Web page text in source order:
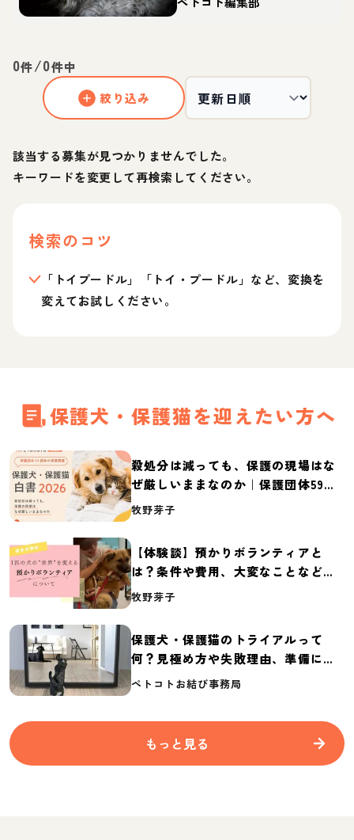
徴・迎え方
0件/0件中
絞り込み
該当する募集が見つかりませんでした。
キーワードを変更して再検索してください。
検索のコツ
「トイプードル」「トイ・プードル」など、変換を
変えてお試しください。
保護犬・保護猫を迎えたい方へ
殺処分は減っても、保護の現場はな
ぜ厳しいままなのか｜保護団体59団
体の実態調査【保護犬・保護猫白書
牧野芽子
【体験談】預かりボランティアと
は？条件や費用、大変なことなど紹
介
牧野芽子
保護犬・保護猫のトライアルって
何？見極め方や失敗理由、準備に必
要なものを紹介
ペトコトお結び事務局
もっと見る